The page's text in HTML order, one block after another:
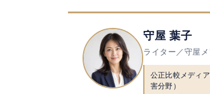
守屋 葉子
ライター／守屋
公正比較メディ
害分野）